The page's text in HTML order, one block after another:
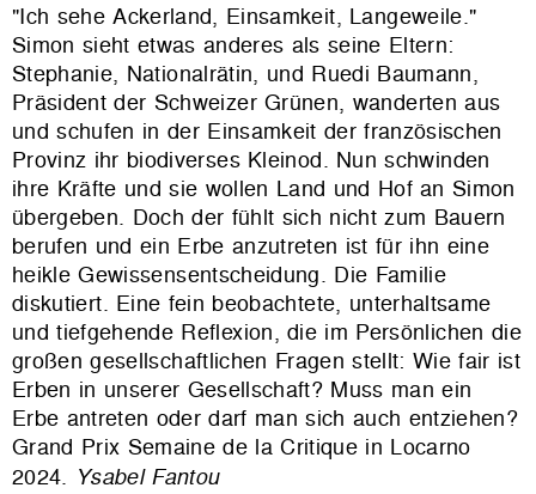
"Ich sehe Ackerland, Einsamkeit, Langeweile."
Simon sieht etwas anderes als seine Eltern:
Stephanie, Nationalrätin, und Ruedi Baumann,
Präsident der Schweizer Grünen, wanderten aus
und schufen in der Einsamkeit der französischen
Provinz ihr biodiverses Kleinod. Nun schwinden
ihre Kräfte und sie wollen Land und Hof an Simon
übergeben. Doch der fühlt sich nicht zum Bauern
berufen und ein Erbe anzutreten ist für ihn eine
heikle Gewissensentscheidung. Die Familie
diskutiert. Eine fein beobachtete, unterhaltsame
und tiefgehende Reflexion, die im Persönlichen die
großen gesellschaftlichen Fragen stellt: Wie fair ist
Erben in unserer Gesellschaft? Muss man ein
Erbe antreten oder darf man sich auch entziehen?
Grand Prix Semaine de la Critique in Locarno
2024. Ysabel Fantou